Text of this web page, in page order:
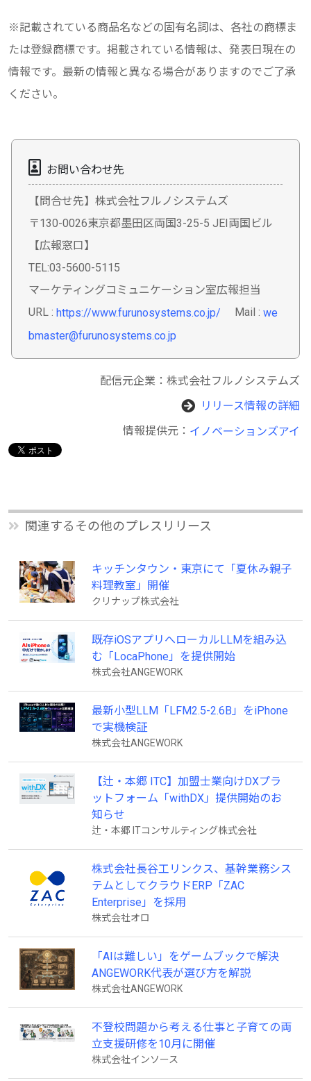
※記載されている商品名などの固有名詞は、各社の商標ま
たは登録商標です。掲載されている情報は、発表日現在の
情報です。最新の情報と異なる場合がありますのでご了承
ください。
お問い合わせ先
【問合せ先】株式会社フルノシステムズ
〒130-0026東京都墨田区両国3-25-5 JEI両国ビル
【広報窓口】
TEL:03-5600-5115
マーケティングコミュニケーション室広報担当
URL : https://www.furunosystems.co.jp/ Mail : we
bmaster@furunosystems.co.jp
配信元企業：株式会社フルノシステムズ
リリース情報の詳細
情報提供元： イノベーションズアイ
関連するその他のプレスリリース
キッチンタウン・東京にて「夏休み親子
料理教室」開催
クリナップ株式会社
既存iOSアプリへローカルLLMを組み込
む「LocaPhone」を提供開始
株式会社ANGEWORK
最新小型LLM「LFM2.5-2.6B」をiPhone
で実機検証
株式会社ANGEWORK
【辻・本郷 ITC】加盟士業向けDXプラ
ットフォーム「withDX」提供開始のお
知らせ
辻・本郷 ITコンサルティング株式会社
株式会社長谷工リンクス、基幹業務シス
テムとしてクラウドERP「ZAC
Enterprise」を採用
株式会社オロ
「AIは難しい」をゲームブックで解決
ANGEWORK代表が選び方を解説
株式会社ANGEWORK
不登校問題から考える仕事と子育ての両
立支援研修を10月に開催
株式会社インソース